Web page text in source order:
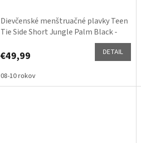
Dievčenské menštruačné plavky Teen
Tie Side Short Jungle Palm Black -
€49,99 DETAIL
08-10 rokov